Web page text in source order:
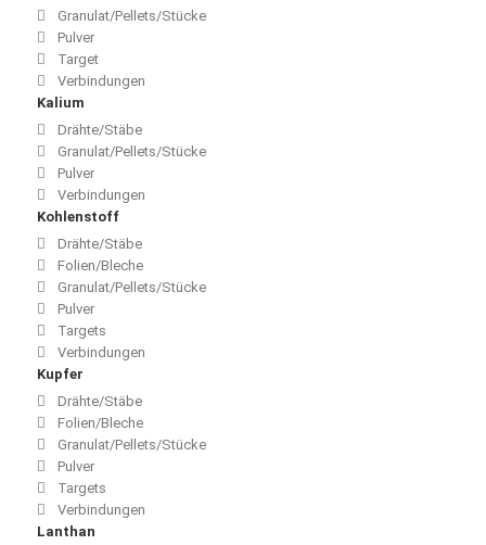
Granulat/Pellets/Stücke
Pulver
Target
Verbindungen
Kalium
Drähte/Stäbe
Granulat/Pellets/Stücke
Pulver
Verbindungen
Kohlenstoff
Drähte/Stäbe
Folien/Bleche
Granulat/Pellets/Stücke
Pulver
Targets
Verbindungen
Kupfer
Drähte/Stäbe
Folien/Bleche
Granulat/Pellets/Stücke
Pulver
Targets
Verbindungen
Lanthan